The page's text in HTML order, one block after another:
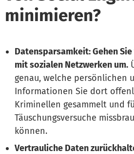
minimieren?
Datensparsamkeit: Gehen
mit sozialen Netzwerken um.
genau, welche persönlichen
Informationen Sie dort
Kriminellen gesammelt und
Täuschungsversuche
können.
Vertrauliche Daten